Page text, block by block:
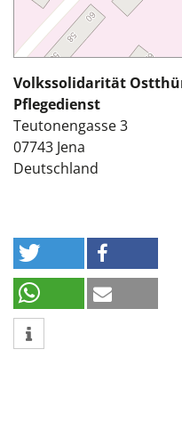
Volkssolidarität
Pflegedienst
Teutonengasse 3
07743 Jena
Deutschland